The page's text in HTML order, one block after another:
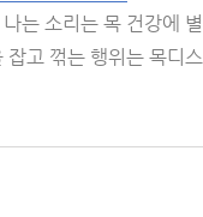
는 소리는 목 건강에
잡고 꺾는 행위는 목디